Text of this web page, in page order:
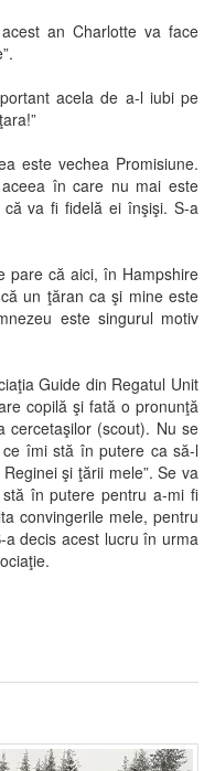
an Charlotte va face
acela de a-l iubi pe
este vechea Promisiune.
în care nu mai este
va fi fidelă ei înşişi. S-a
pare că aici, în Hampshire
un ţăran ca şi mine este
este singurul motiv
Guide din Regatul Unit
copilă şi fată o pronunţă
cercetaşilor (scout). Nu se
îmi stă în putere ca să-l
şi ţării mele”. Se va
în putere pentru a-mi fi
convingerile mele, pentru
a decis acest lucru în urma